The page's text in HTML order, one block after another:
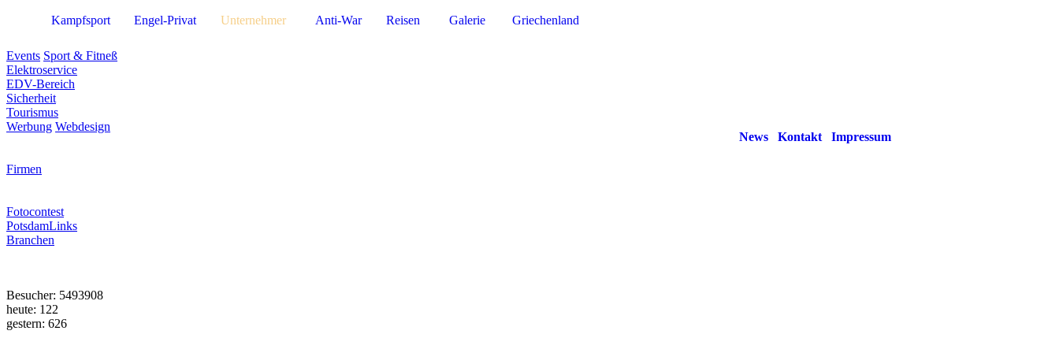
Events Sport & Fitneß
Elektroservice
EDV-Bereich
Sicherheit
Tourismus
Werbung Webdesign
Firmen
Fotocontest
PotsdamLinks
Branchen
Besucher: 5493908
heute: 122
gestern: 626
News Kontakt Impressum
Kampfsport Engel-Privat Unternehmer Anti-War Reisen Galerie Griechenland